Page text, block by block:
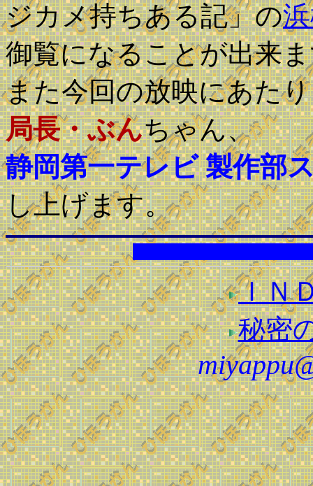
ジカメ持ちある記」の
御覧になることが出来
また今回の放映にあた
局長・ぶんちゃん、
静岡第一テレビ 製作部
し上げます。
ＩＮ
秘密